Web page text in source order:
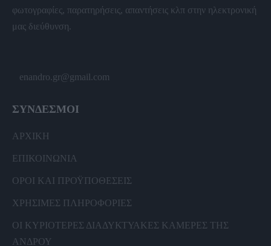
φωτογραφίες, παρατηρήσεις, απαντήσεις κλπ στην ηλεκτρονική
μας διεύθυνση.
enandro.gr@gmail.com
ΣΥΝΔΕΣΜΟΙ
ΑΡΧΙΚΗ
ΕΠΙΚΟΙΝΩΝΙΑ
ΟΡΟΙ ΚΑΙ ΠΡΟΫΠΟΘΕΣΕΙΣ
ΧΡΗΣΙΜΕΣ ΠΛΗΡΟΦΟΡΙΕΣ
ΟΙ ΚΥΡΙΟΤΕΡΕΣ ΔΙΑΔΥΚΤΥΑΚΕΣ ΚΑΜΕΡΕΣ ΤΗΣ
ΑΝΔΡΟΥ